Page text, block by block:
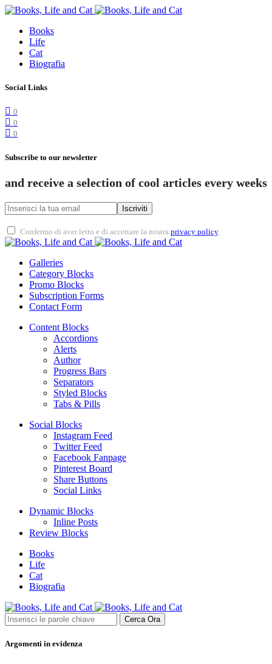
Books
Life
Cat
Biografia
Social Links
0
0
0
Subscribe to our newsletter
and receive a selection of cool articles every weeks
Iscriviti
Confermo di aver letto e di accettare la nostra privacy policy.
Galleries
Category Blocks
Promo Blocks
Subscription Forms
Contact Form
Content Blocks
Accordions
Alerts
Author
Progress Bars
Separators
Styled Blocks
Tabs & Pills
Social Blocks
Instagram Feed
Twitter Feed
Facebook Fanpage
Pinterest Board
Share Buttons
Social Links
Dynamic Blocks
Inline Posts
Review Blocks
Books
Life
Cat
Biografia
Cerca Ora
Argomenti in evidenza